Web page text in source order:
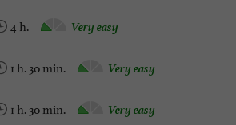
4 h. Very easy
1 h. 30 min. Very easy
1 h. 30 min. Very easy